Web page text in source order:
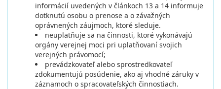
informácií uvedených v článkoch 13 a 14 informuje
dotknutú osobu o prenose a o závažných
oprávnených záujmoch, ktoré sleduje.
neuplatňuje sa na činnosti, ktoré vykonávajú
orgány verejnej moci pri uplatňovaní svojich
verejných právomocí;
prevádzkovateľ alebo sprostredkovateľ
zdokumentujú posúdenie, ako aj vhodné záruky v
záznamoch o spracovateľských činnostiach.